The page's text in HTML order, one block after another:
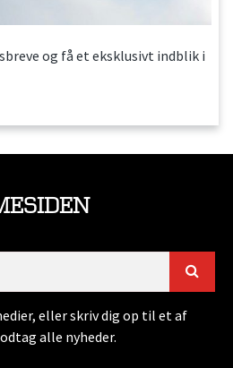
og få et eksklusivt indblik i
eller skriv dig op til et af
alle nyheder.